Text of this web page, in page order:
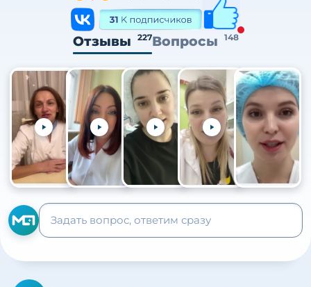
Отзывы 227Вопросы 148
+105